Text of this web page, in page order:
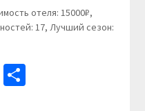
отеля: 15000₽,
17, Лучший сезон:
Отправить